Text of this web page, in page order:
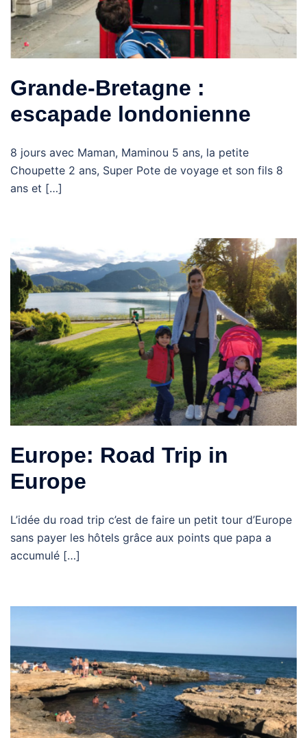
Grande-Bretagne :
escapade londonienne
8 jours avec Maman, Maminou 5 ans, la petite
Choupette 2 ans, Super Pote de voyage et son fils 8
ans et […]
Europe: Road Trip in
Europe
L’idée du road trip c’est de faire un petit tour d’Europe
sans payer les hôtels grâce aux points que papa a
accumulé […]